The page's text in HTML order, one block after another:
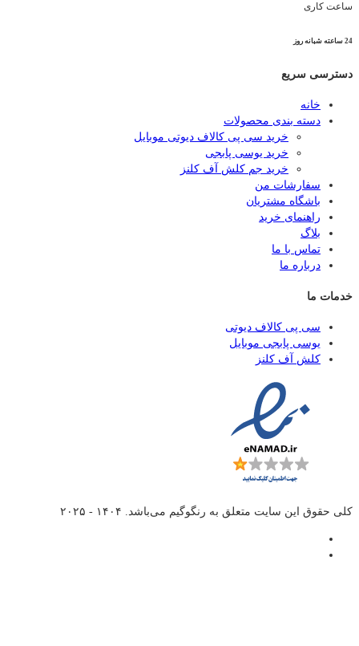
ساعت کاری
24 ساعته شبانه روز
دسترسی سریع
خانه
دسته بندی محصولات
خرید سی پی کالاف دیوتی موبایل
خرید یوسی پابجی
خرید جم کلش آف کلنز
سفارشات من
باشگاه مشتریان
راهنمای خرید
بلاگ
تماس با ما
درباره ما
خدمات ما
سی پی کالاف دیوتی
یوسی پابجی موبایل
کلش آف کلنز
کلی حقوق این سایت متعلق به رنگوگیم می‌باشد. ۱۴۰۴ - ۲۰۲۵